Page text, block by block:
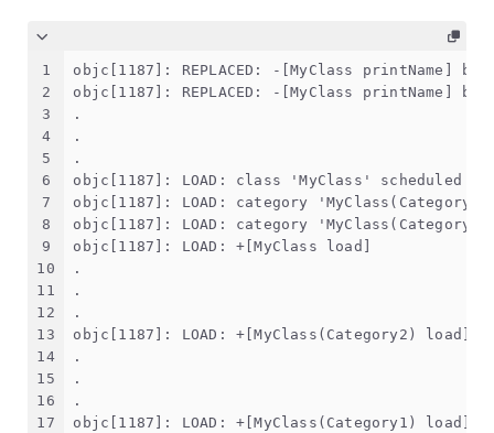
1
2
3
4
5
6
7
8
9
10
11
12
13
14
15
16
17
objc[1187]: REPLACED: -[MyClass printName] by
objc[1187]: REPLACED: -[MyClass printName] by
.
.
.
objc[1187]: LOAD: class 'MyClass' scheduled
objc[1187]: LOAD: category
objc[1187]: LOAD: category
objc[1187]: LOAD: +[MyClass load]
.
.
.
objc[1187]: LOAD: +[MyClass(Category2) load]
.
.
.
objc[1187]: LOAD: +[MyClass(Category1) load]